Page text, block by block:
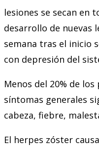
lesiones se secan en
desarrollo de nuevas
semana tras el inicio
con depresión del
Menos del 20% de
síntomas generales
cabeza, fiebre,
El herpes zóster